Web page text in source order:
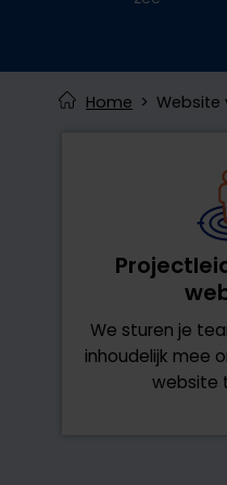
Home Website
We sturen je
inhoudelijk mee
website